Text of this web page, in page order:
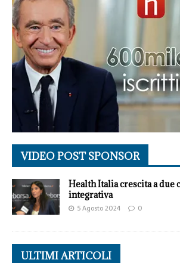
VIDEO POST SPONSOR
Health Italia crescita a due
integrativa
5 Agosto 2024 0
ULTIMI ARTICOLI